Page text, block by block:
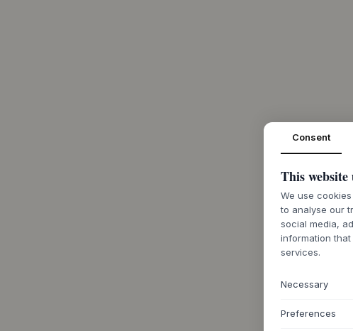
Consent
This website
We use
to analyse our
social media,
information
services.
Necessary
Preferences